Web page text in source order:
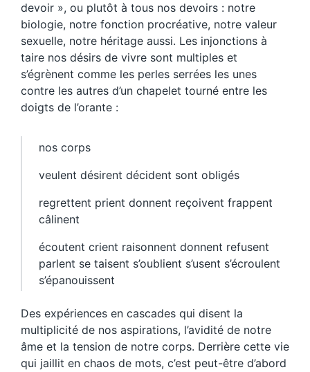
devoir », ou plutôt à tous nos devoirs : notre
biologie, notre fonction procréative, notre valeur
sexuelle, notre héritage aussi. Les injonctions à
taire nos désirs de vivre sont multiples et
s’égrènent comme les perles serrées les unes
contre les autres d’un chapelet tourné entre les
doigts de l’orante :
nos corps
veulent désirent décident sont obligés
regrettent prient donnent reçoivent frappent
câlinent
écoutent crient raisonnent donnent refusent
parlent se taisent s’oublient s’usent s’écroulent
s’épanouissent
Des expériences en cascades qui disent la
multiplicité de nos aspirations, l’avidité de notre
âme et la tension de notre corps. Derrière cette vie
qui jaillit en chaos de mots, c’est peut-être d’abord